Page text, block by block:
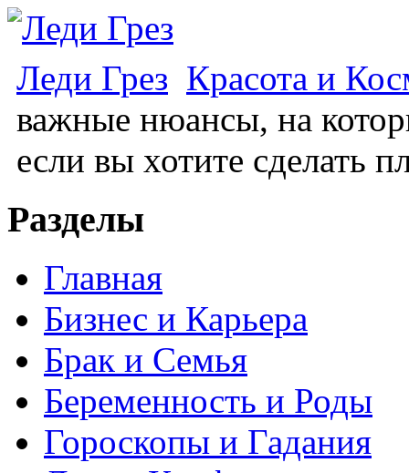
Леди Грез Красота и
важные нюансы, на
если вы хотите сделать
Разделы
Главная
Бизнес и Карьера
Брак и Семья
Беременность и Роды
Гороскопы и Гадания